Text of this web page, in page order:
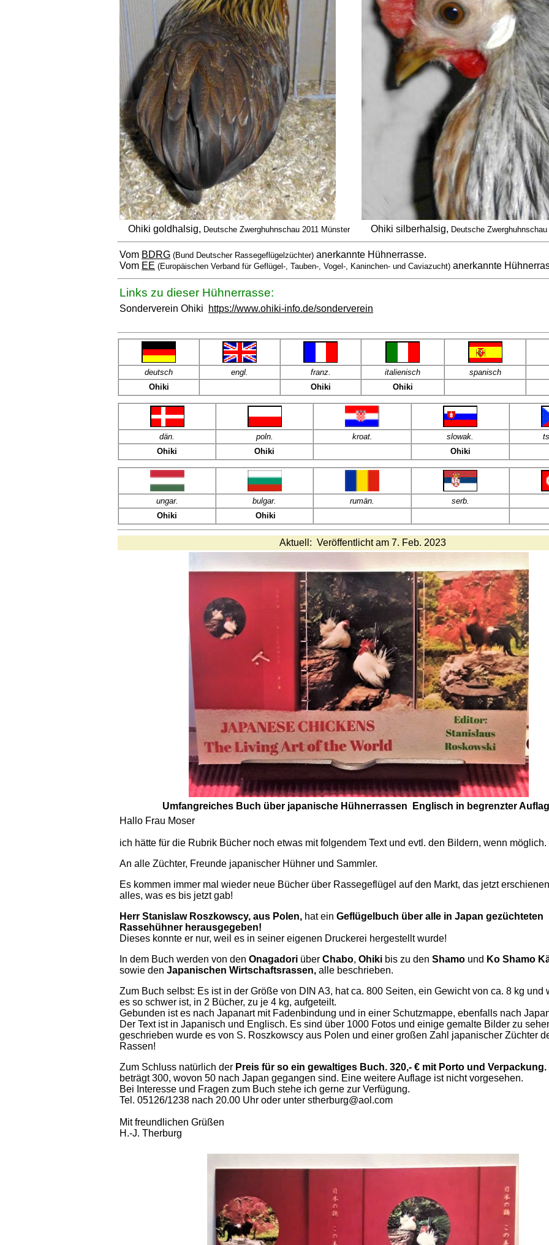
Ohiki goldhalsig, Deutsche Zwerghuhnschau 2011 Münster Ohiki silberhalsig, Deutsche
Vom BDRG (Bund Deutscher Rassegeflügelzüchter) anerkannte Hühnerrasse.
Vom EE (Europäischen Verband für Geflügel-, Tauben-, Vogel-, Kaninchen- und Caviazucht) anerkannte
Links zu dieser Hühnerrasse:
Sonderverein Ohiki https://www.ohiki-info.de/sonderverein
deutsch engl. franz. italienisch spanisch
Ohiki
Ohiki Ohiki
dän. poln. kroat. slowak.
Ohiki
Ohiki Ohiki
ungar. bulgar. rumän. serb.
Ohiki
Ohiki
Aktuell: Veröffentlicht am 7. Feb. 2023
Umfangreiches Buch über japanische Hühnerrassen Englisch in begrenzter
Hallo Frau Moser
ich hätte für die Rubrik Bücher noch etwas mit folgendem Text und evtl. den Bildern, wenn möglich.
An alle Züchter, Freunde japanischer Hühner und Sammler.
Es kommen immer mal wieder neue Bücher über Rassegeflügel auf den Markt, das jetzt
alles, was es bis jetzt gab!
Herr Stanislaw Roszkowscy, aus Polen, hat ein Geflügelbuch über alle in Japan gezüchteten
Rassehühner herausgegeben!
Dieses konnte er nur, weil es in seiner eigenen Druckerei hergestellt wurde!
In dem Buch werden von den Onagadori über Chabo, Ohiki bis zu den Shamo und Ko Shamo
sowie den Japanischen Wirtschaftsrassen, alle beschrieben.
Zum Buch selbst: Es ist in der Größe von DIN A3, hat ca. 800 Seiten, ein Gewicht von ca. 8 kg und
es so schwer ist, in 2 Bücher, zu je 4 kg, aufgeteilt.
Gebunden ist es nach Japanart mit Fadenbindung und in einer Schutzmappe, ebenfalls nach
Der Text ist in Japanisch und Englisch. Es sind über 1000 Fotos und einige gemalte Bilder zu
geschrieben wurde es von S. Roszkowscy aus Polen und einer großen Zahl japanischer Züchter
Rassen!
Zum Schluss natürlich der Preis für so ein gewaltiges Buch. 320,- € mit Porto und Verpackung.
beträgt 300, wovon 50 nach Japan gegangen sind. Eine weitere Auflage ist nicht vorgesehen.
Bei Interesse und Fragen zum Buch stehe ich gerne zur Verfügung.
Tel. 05126/1238 nach 20.00 Uhr oder unter stherburg@aol.com
Mit freundlichen Grüßen
H.-J. Therburg